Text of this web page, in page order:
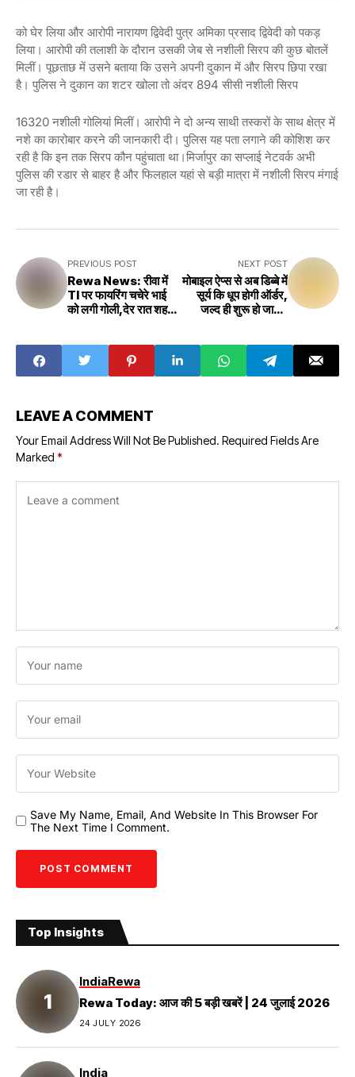
को घेर लिया और आरोपी नारायण द्विवेदी पुत्र अमिका प्रसाद द्विवेदी को पकड़
लिया। आरोपी की तलाशी के दौरान उसकी जेब से नशीली सिरप की कुछ बोतलें
मिलीं। पूछताछ में उसने बताया कि उसने अपनी दुकान में और सिरप छिपा रखा
है। पुलिस ने दुकान का शटर खोला तो अंदर 894 सीसी नशीली सिरप
16320 नशीली गोलियां मिलीं। आरोपी ने दो अन्य साथी तस्करों के साथ क्षेत्र में
नशे का कारोबार करने की जानकारी दी। पुलिस यह पता लगाने की कोशिश कर
रही है कि इन तक सिरप कौन पहुंचाता था।मिर्जापुर का सप्लाई नेटवर्क अभी
पुलिस की रडार से बाहर है और फिलहाल यहां से बड़ी मात्रा में नशीली सिरप मंगाई
जा रही है।
PREVIOUS POST
Rewa News: रीवा में
TI पर फायरिंग चचेरे भाई
को लगी गोली,देर रात शहर
NEXT POST
मोबाइल ऐप्स से अब डिब्बे में
सूर्य कि धूप होगी ऑर्डर,
जल्द ही शुरू हो जाएगी
LEAVE A COMMENT
Your Email Address Will Not Be Published. Required Fields Are
Marked *
Save My Name, Email, And Website In This Browser For
The Next Time I Comment.
Top Insights
IndiaRewa
Rewa Today: आज की 5 बड़ी खबरें | 24 जुलाई 2026
24 JULY 2026
India